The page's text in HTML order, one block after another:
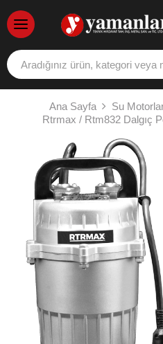
Ana Sayfa Su
Rtrmax / Rtm832 Dalgıç